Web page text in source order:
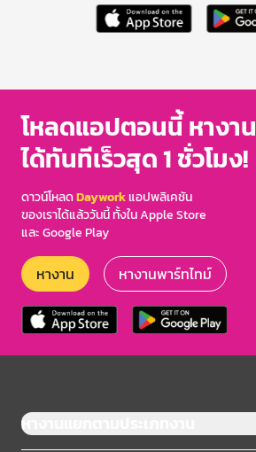
โหลดแอปตอนนี้ หางาน
ได้ทันทีเร็วสุด 1 ชั่วโมง!
ดาวน์โหลดDayworkแอปพลิเคชัน
ของเราได้แล้ววันนี้ ทั้งใน Apple Store
และ Google Play
หางาน หางานพาร์ทไทม์
หางานแยกตามประเภทงาน